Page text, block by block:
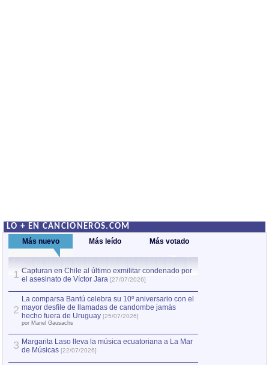
LO + EN CANCIONEROS.COM
Más nuevo Más leído Más votado
1 Capturan en Chile al último exmilitar condenado por
el asesinato de Víctor Jara [27/07/2026]
2
La comparsa Bantú celebra su 10º aniversario con el
mayor desfile de llamadas de candombe jamás
hecho fuera de Uruguay [25/07/2026]
por Manel Gausachs
3 Margarita Laso lleva la música ecuatoriana a La Mar
de Músicas [22/07/2026]